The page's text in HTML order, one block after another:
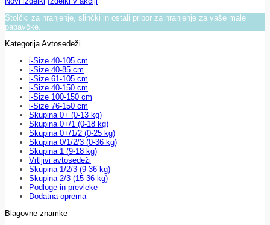
Stolčki za hranjenje, slinčki in ostali pribor za hranjenje za vaše male
papavčke.
Kategorija Avtosedeži
i-Size 40-105 cm
i-Size 40-85 cm
i-Size 61-105 cm
i-Size 40-150 cm
i-Size 100-150 cm
i-Size 76-150 cm
Skupina 0+ (0-13 kg)
Skupina 0+/1 (0-18 kg)
Skupina 0+/1/2 (0-25 kg)
Skupina 0/1/2/3 (0-36 kg)
Skupina 1 (9-18 kg)
Vrtljivi avtosedeži
Skupina 1/2/3 (9-36 kg)
Skupina 2/3 (15-36 kg)
Podloge in prevleke
Dodatna oprema
Blagovne znamke